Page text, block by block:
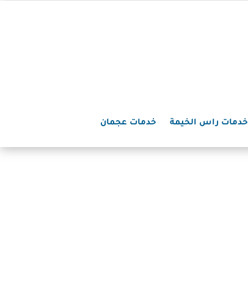
خدمات راس الخيمة خدمات عجمان